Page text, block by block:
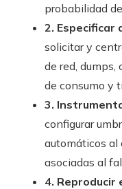
probabilidad
2.
solicitar y
de red, dumps,
de consumo y
3.
configurar
automáticos al
asociadas al
4.